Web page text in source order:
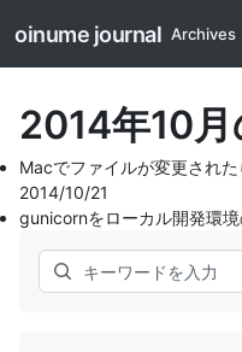
oinume journal Archives
2014年10
Macでファイルが変更され
2014/10/21
gunicornをローカル開発環
Search